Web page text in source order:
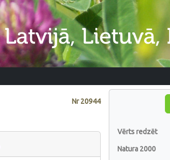
Nr20944
Vērts redzēt
Natura 2000